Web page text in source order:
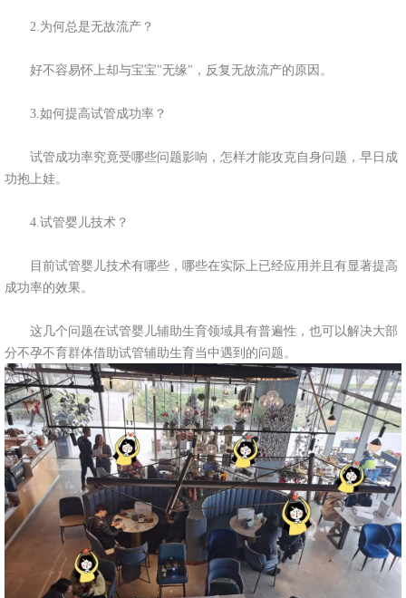
2.为何总是无故流产？
好不容易怀上却与宝宝"无缘"，反复无故流产的原因。
3.如何提高试管成功率？
试管成功率究竟受哪些问题影响，怎样才能攻克自身问题，早日成
功抱上娃。
4.试管婴儿技术？
目前试管婴儿技术有哪些，哪些在实际上已经应用并且有显著提高
成功率的效果。
这几个问题在试管婴儿辅助生育领域具有普遍性，也可以解决大部
分不孕不育群体借助试管辅助生育当中遇到的问题。